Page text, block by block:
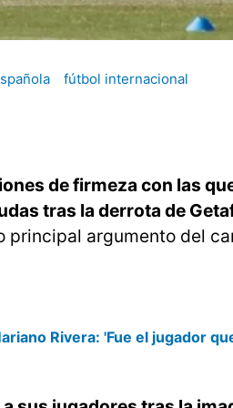
fútbol internacional
de firmeza con las
tras la derrota de
argumento del
Rivera: 'Fue el jugador